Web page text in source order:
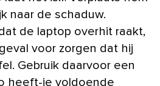
naar de schaduw.
de laptop overhit raakt,
voor zorgen dat hij
Gebruik daarvoor een
heeft-ie voldoende